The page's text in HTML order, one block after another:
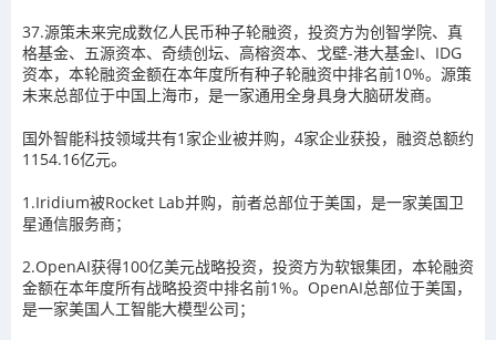
37.源策未来完成数亿人民币种子轮融资，投资方为创智学院、真
格基金、五源资本、奇绩创坛、高榕资本、戈壁-港大基金I、IDG
资本，本轮融资金额在本年度所有种子轮融资中排名前10%。源策
未来总部位于中国上海市，是一家通用全身具身大脑研发商。
国外智能科技领域共有1家企业被并购，4家企业获投，融资总额约
1154.16亿元。
1.Iridium被Rocket Lab并购，前者总部位于美国，是一家美国卫
星通信服务商；
2.OpenAI获得100亿美元战略投资，投资方为软银集团，本轮融资
金额在本年度所有战略投资中排名前1%。OpenAI总部位于美国，
是一家美国人工智能大模型公司；